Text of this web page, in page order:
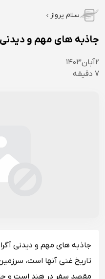
سلام پرواز
جاذبه های مهم و دیدنی
۲آبان۱۴۰۳
7 دقیقه
جاذبه های مهم و دیدنی
تاریخ غنی آنها است،
مقصد سفر در هند است و